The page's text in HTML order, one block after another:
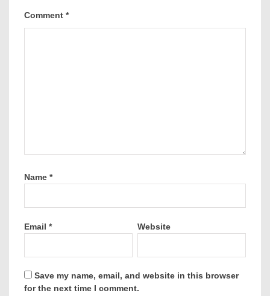
Comment *
Name *
Email * Website
Save my name, email, and website in this browser
for the next time I comment.